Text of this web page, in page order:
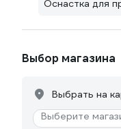
Оснастка для
Выбор магазина
Выбрать на
Выберите